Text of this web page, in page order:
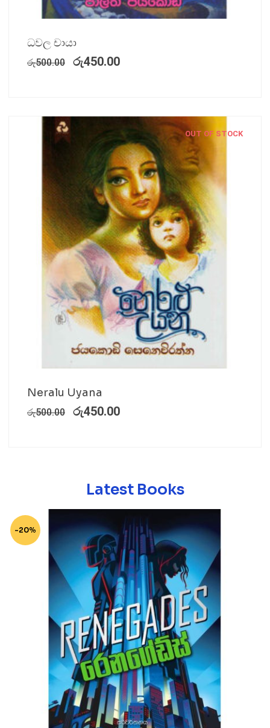
ධවල චායා
රු500.00 රු450.00
OUT OF STOCK
Neralu Uyana
රු500.00 රු450.00
Latest Books
-20%